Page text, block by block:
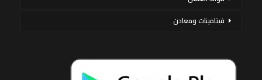
فيتامينات ومعادن